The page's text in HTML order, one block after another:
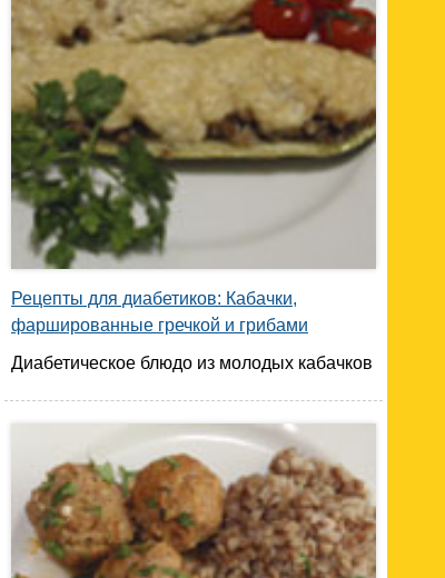
Рецепты для диабетиков: Кабачки,
фаршированные гречкой и грибами
Диабетическое блюдо из молодых кабачков